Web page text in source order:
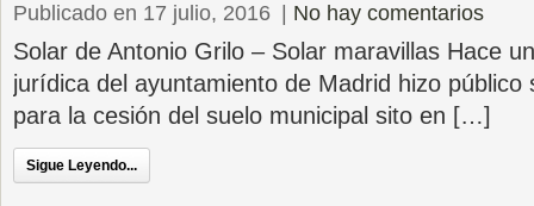
Publicado en 17 julio, 2016 No hay comentarios
Solar de Antonio Grilo – Solar maravillas Hace
jurídica del ayuntamiento de Madrid hizo público
para la cesión del suelo municipal sito en […]
Sigue Leyendo...